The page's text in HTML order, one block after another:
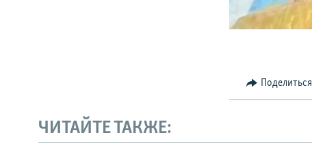
Поделиться
ЧИТАЙТЕ ТАКЖЕ: